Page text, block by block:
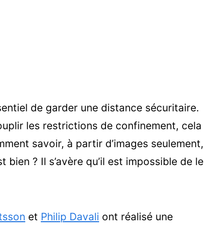
de garder une distance sécuritaire.
les restrictions de confinement, cela
savoir, à partir d’images seulement,
? Il s’avère qu’il est impossible de le
et Philip Davali ont réalisé une